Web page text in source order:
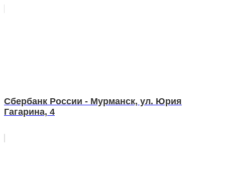
Сбербанк России - Мурманск, ул. Юрия
Гагарина, 4